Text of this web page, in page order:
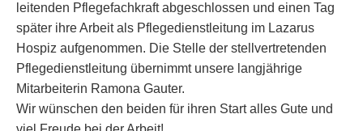
leitenden Pflegefachkraft abgeschlossen und einen Tag
später ihre Arbeit als Pflegedienstleitung im Lazarus
Hospiz aufgenommen. Die Stelle der stellvertretenden
Pflegedienstleitung übernimmt unsere langjährige
Mitarbeiterin Ramona Gauter.
Wir wünschen den beiden für ihren Start alles Gute und